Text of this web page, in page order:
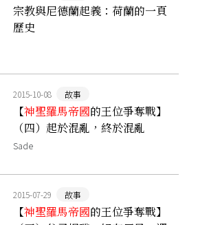
宗教與尼德蘭起義：荷蘭的一頁
歷史
2015-10-08 故事
【神聖羅馬帝國的王位爭奪戰】
（四）起於混亂，終於混亂
Sade
2015-07-29 故事
【神聖羅馬帝國的王位爭奪戰】